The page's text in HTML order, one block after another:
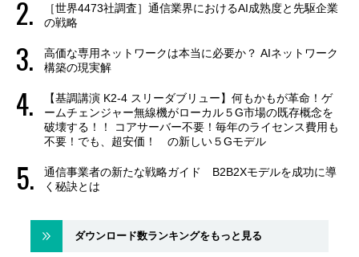
［世界4473社調査］通信業界におけるAI成熟度と先駆企業
の戦略
高価な専用ネットワークは本当に必要か？ AIネットワーク
構築の現実解
【基調講演 K2-4 スリーダブリュー】何もかもが革命！ゲ
ームチェンジャー無線機がローカル５G市場の既存概念を
破壊する！！ コアサーバー不要！毎年のライセンス費用も
不要！でも、超安価！ の新しい５Gモデル
通信事業者の新たな戦略ガイド B2B2Xモデルを成功に導
く秘訣とは
ダウンロード数ランキングをもっと見る